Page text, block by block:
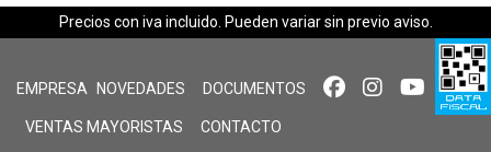
Precios con iva incluido. Pueden variar sin previo aviso.
EMPRESA NOVEDADES DOCUMENTOS
VENTAS MAYORISTAS CONTACTO